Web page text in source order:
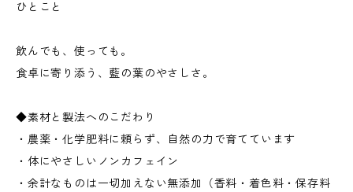
ひとこと
飲んでも、使っても。
食卓に寄り添う、藍の葉のやさしさ。
◆素材と製法へのこだわり
・農薬・化学肥料に頼らず、自然の力で育てています
・体にやさしいノンカフェイン
・余計なものは一切加えない無添加（香料・着色料・保存料